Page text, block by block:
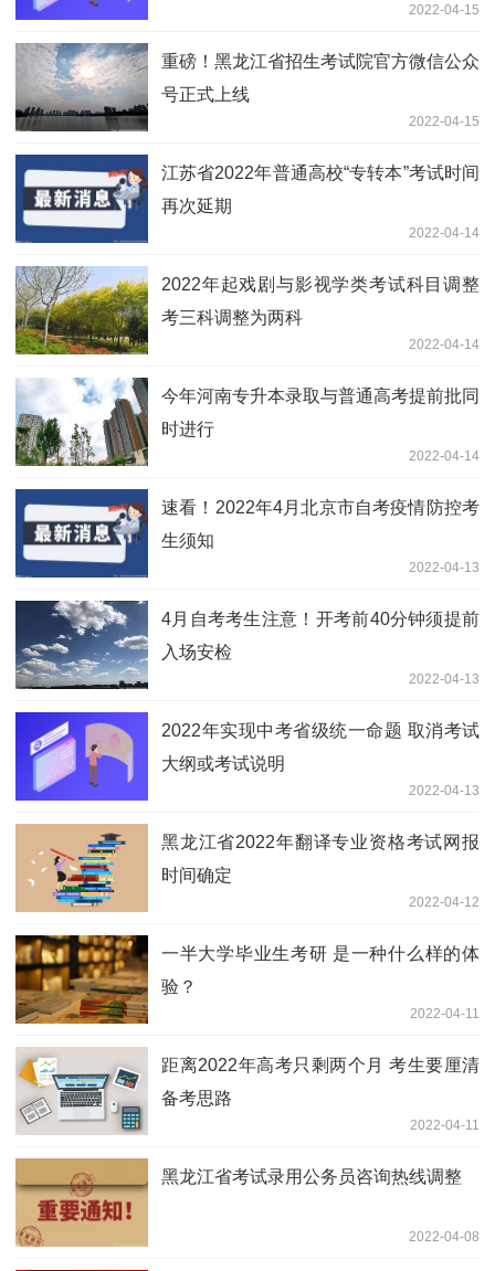
2022-04-15
重磅！黑龙江省招生考试院官方微信公众
号正式上线
2022-04-15
江苏省2022年普通高校“专转本”考试时间
再次延期
2022-04-14
2022年起戏剧与影视学类考试科目调整
考三科调整为两科
2022-04-14
今年河南专升本录取与普通高考提前批同
时进行
2022-04-14
速看！2022年4月北京市自考疫情防控考
生须知
2022-04-13
4月自考考生注意！开考前40分钟须提前
入场安检
2022-04-13
2022年实现中考省级统一命题 取消考试
大纲或考试说明
2022-04-13
黑龙江省2022年翻译专业资格考试网报
时间确定
2022-04-12
一半大学毕业生考研 是一种什么样的体
验？
2022-04-11
距离2022年高考只剩两个月 考生要厘清
备考思路
2022-04-11
黑龙江省考试录用公务员咨询热线调整
2022-04-08